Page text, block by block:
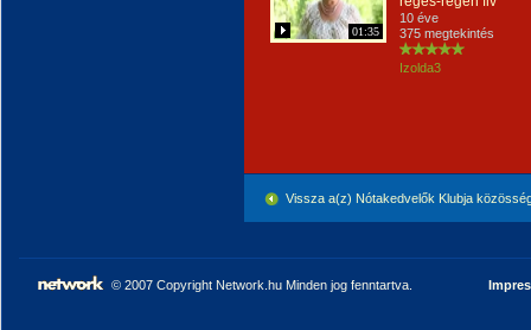
01:35
10 éve
375 megtekintés
Izolda3
Vissza a(z) Nótakedvelők Klubja
© 2007 Copyright Network.hu Minden jog fenntartva.